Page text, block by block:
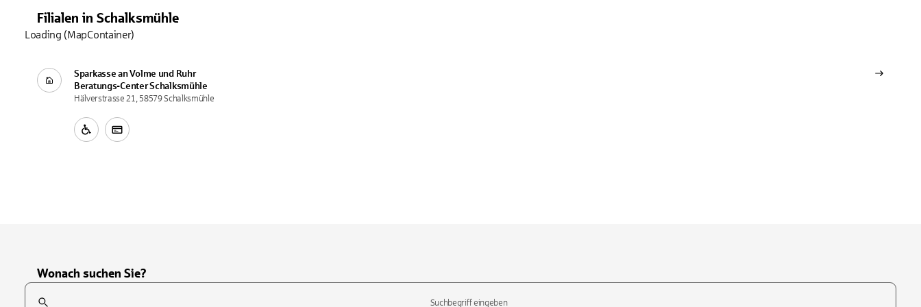
Filialen in Schalksmühle
Sparkasse an Volme und Ruhr
Beratungs-CenterSchalksmühle
Hälverstrasse 21, 58579 Schalksmühle
Loading (MapContainer)
Wonach suchen Sie?
Suchfeld